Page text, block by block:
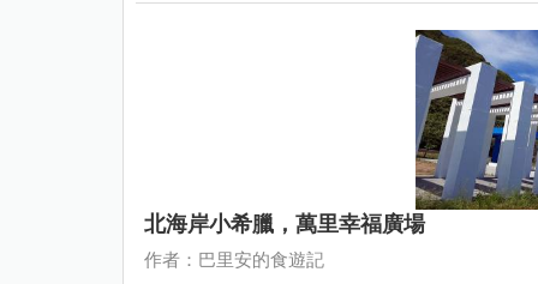
北海岸小希臘，萬里幸福廣場
作者：巴里安的食遊記